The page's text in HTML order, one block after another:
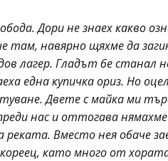
Дори не знаех какво
там, навярно щяхме да
лагер. Гладът бе станал
една купичка ориз. Но
Двете с майка ми
нас и оттогава
Вместо нея обаче
като много от